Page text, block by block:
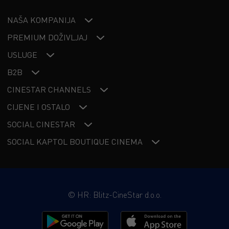
NAŠA KOMPANIJA
PREMIUM DOŽIVLJAJ
USLUGE
B2B
CINESTAR CHANNELS
CIJENE I OSTALO
SOCIAL CINESTAR
SOCIAL KAPTOL BOUTIQUE CINEMA
© HR: Blitz-CineStar d.o.o.